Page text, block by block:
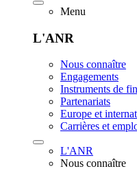
Menu
L'ANR
Nous connaître
Engagements
Instruments de
Partenariats
Europe et
Carrières et
L'ANR
Nous connaître